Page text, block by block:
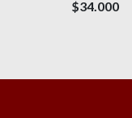
$34.000